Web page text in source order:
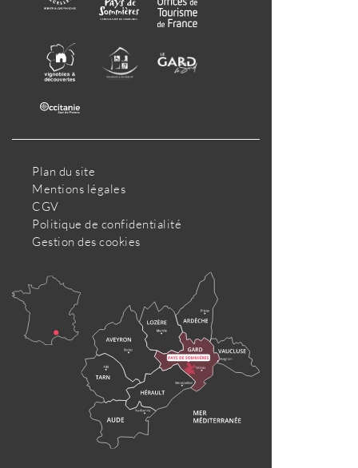
Plan du site
Mentions légales
CGV
Politique de confidentialité
Gestion des cookies